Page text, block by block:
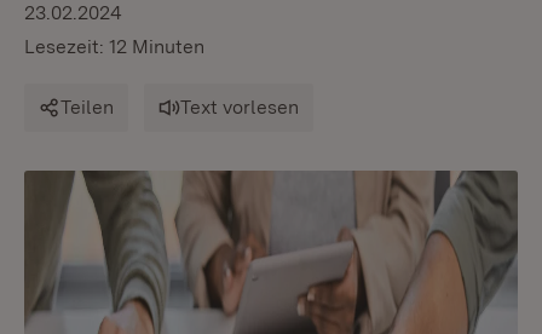
23.02.2024
Lesezeit: 12 Minuten
Teilen Text vorlesen